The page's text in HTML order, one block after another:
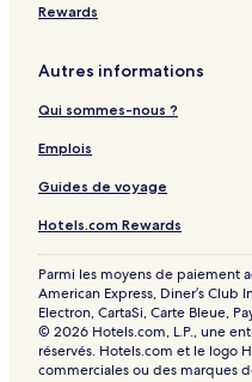
Rewards
Autres informations
Qui sommes-nous ?
Emplois
Guides de voyage
Hotels.com Rewards
Parmi les moyens de paiement
American Express, Diner’s Club
Electron, CartaSi, Carte Bleue,
© 2026 Hotels.com, L.P., une
réservés. Hotels.com et le logo
commerciales ou des marques